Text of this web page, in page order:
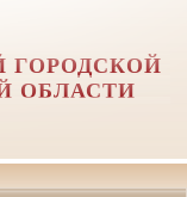
ГОРОДСКОЙ
ОБЛАСТИ